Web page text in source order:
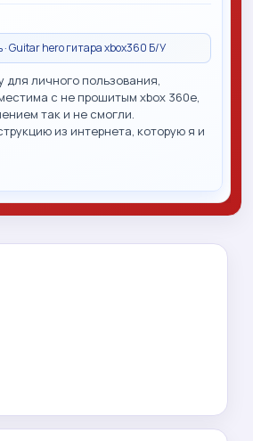
· Guitar hero гитара xbox360 Б/У
для личного пользования,
с не прошитым xbox 360e,
так и не смогли.
из интернета, которую я и